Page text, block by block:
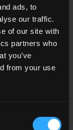
ads, to
our traffic.
of our site with
partners who
you’ve
from your use